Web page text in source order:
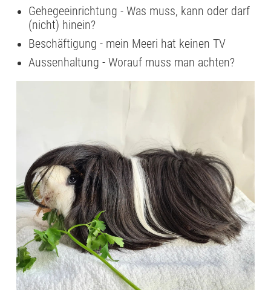
Gehegeeinrichtung - Was muss, kann oder darf
(nicht) hinein?
Beschäftigung - mein Meeri hat keinen TV
Aussenhaltung - Worauf muss man achten?